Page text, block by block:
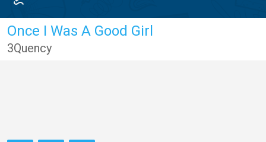
Once I Was A Good Girl
3Quency